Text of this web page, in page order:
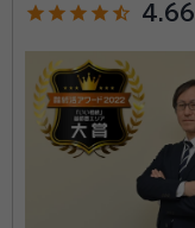
star star star star star_half 4.66